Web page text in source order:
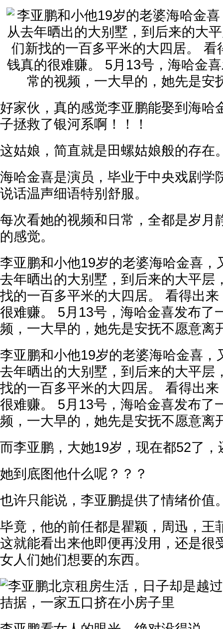
好家伙，真的感觉李亚鹏能娶到海哈
子拯救了银河系啊！！！
这姑娘，简直就是田螺姑娘般的存在
海哈金喜是演员，毕业于中央戏剧学
说话温声细语特别舒服。
每次看她的视频和日常，全都是岁月
的感觉。
李亚鹏和小他19岁的老婆海哈金喜，
去年晒出的大别墅，到后来的大平层
找的一百多平米的大四居。 看得出
很难赚。 5月13号，海哈金喜发布了
频，一大早的，她先是安抚不愿意离
李亚鹏和小他19岁的老婆海哈金喜，
去年晒出的大别墅，到后来的大平层
找的一百多平米的大四居。 看得出
很难赚。 5月13号，海哈金喜发布了
频，一大早的，她先是安抚不愿意离
而李亚鹏，大她19岁，现在都52了，
她到底图他什么呢？？？
也许只能说，李亚鹏提供了情绪价值
毕竟，他的前任都是瞿颖，周迅，王
这就能看出来他即便再没用，还是很
女人们她们想要的东西。